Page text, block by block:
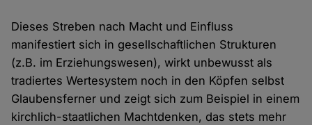
Dieses Streben nach Macht und Einfluss
manifestiert sich in gesellschaftlichen Strukturen
(z.B. im Erziehungswesen), wirkt unbewusst als
tradiertes Wertesystem noch in den Köpfen selbst
Glaubensferner und zeigt sich zum Beispiel in einem
kirchlich-staatlichen Machtdenken, das stets mehr